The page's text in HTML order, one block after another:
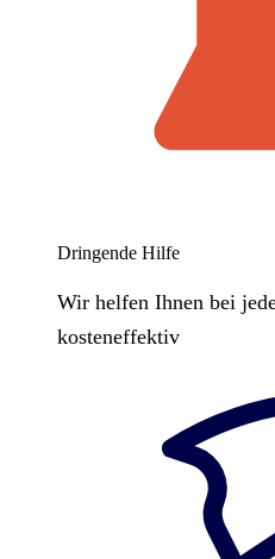
Dringende Hilfe
Wir helfen Ihnen bei
kosteneffektiv